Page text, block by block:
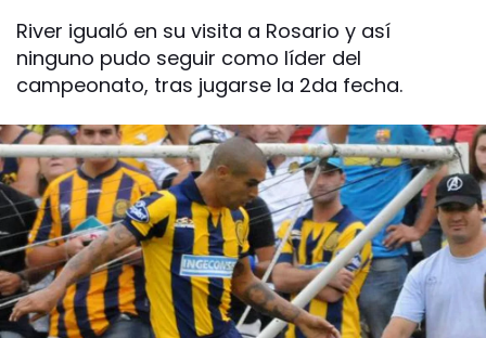
River igualó en su visita a Rosario y así
ninguno pudo seguir como líder del
campeonato, tras jugarse la 2da fecha.